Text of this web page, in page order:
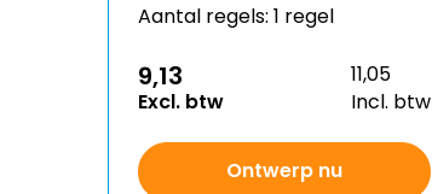
Aantal regels: 1 regel
9,13
Excl. btw
11,05
Incl. btw
Ontwerp nu